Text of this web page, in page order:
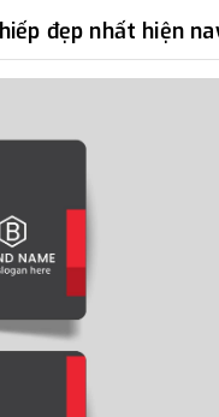
đẹp nhất hiện